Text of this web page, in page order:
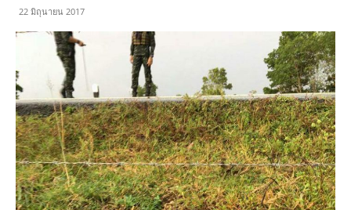
22 มิถุนายน 2017